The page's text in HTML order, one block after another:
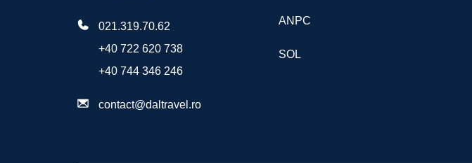
021.319.70.62
+40 722 620 738
+40 744 346 246
contact@daltravel.ro
ANPC
SOL